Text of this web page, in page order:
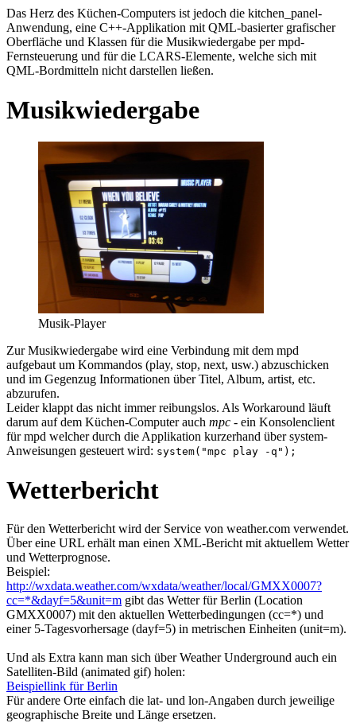
Das Herz des Küchen-Computers ist jedoch die kitchen_panel-
Anwendung, eine C++-Applikation mit QML-basierter grafischer
Oberfläche und Klassen für die Musikwiedergabe per mpd-
Fernsteuerung und für die LCARS-Elemente, welche sich mit
QML-Bordmitteln nicht darstellen ließen.
Musikwiedergabe
Musik-Player
Zur Musikwiedergabe wird eine Verbindung mit dem mpd
aufgebaut um Kommandos (play, stop, next, usw.) abzuschicken
und im Gegenzug Informationen über Titel, Album, artist, etc.
abzurufen.
Leider klappt das nicht immer reibungslos. Als Workaround läuft
darum auf dem Küchen-Computer auch mpc - ein Konsolenclient
für mpd welcher durch die Applikation kurzerhand über system-
Anweisungen gesteuert wird: system("mpc play -q");
Wetterbericht
Für den Wetterbericht wird der Service von weather.com verwendet.
Über eine URL erhält man einen XML-Bericht mit aktuellem Wetter
und Wetterprognose.
Beispiel:
http://wxdata.weather.com/wxdata/weather/local/GMXX0007?
cc=*&dayf=5&unit=m gibt das Wetter für Berlin (Location
GMXX0007) mit den aktuellen Wetterbedingungen (cc=*) und
einer 5-Tagesvorhersage (dayf=5) in metrischen Einheiten (unit=m).
Und als Extra kann man sich über Weather Underground auch ein
Satelliten-Bild (animated gif) holen:
Beispiellink für Berlin
Für andere Orte einfach die lat- und lon-Angaben durch jeweilige
geographische Breite und Länge ersetzen.